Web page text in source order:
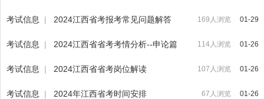
01-29
169人浏览
考试信息 | 2024江西省考报考常见问题解答
01-26
114人浏览
考试信息 | 2024江西省省考考情分析--申论篇
01-26
107人浏览
考试信息 | 2024江西省省考岗位解读
01-26
67人浏览
考试信息 | 2024年江西省考时间安排